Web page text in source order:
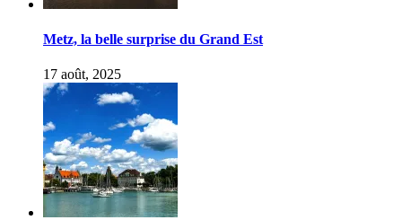
Metz, la belle surprise du Grand Est
17 août, 2025